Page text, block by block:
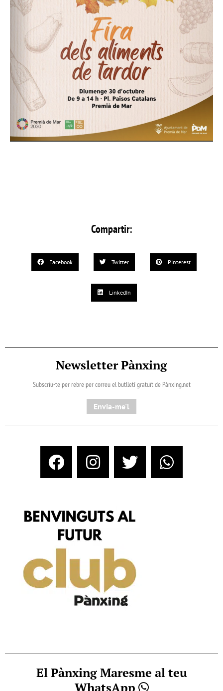
Compartir:
Facebook Twitter Pinterest
LinkedIn
Newsletter Pànxing
Subscriu-te per rebre per correu el butlletí gratuït de Pànxing.net​
Envia-me'l
El Pànxing Maresme al teu
WhatsApp